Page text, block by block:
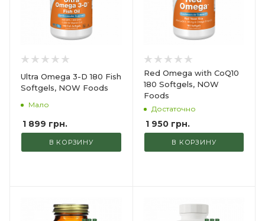
Ultra Omega 3-D 180 Fish
Softgels, NOW Foods
Мало
1 899 грн.
В КОРЗИНУ
Red Omega with CoQ10
180 Softgels, NOW
Foods
Достаточно
1 950грн.
В КОРЗИНУ